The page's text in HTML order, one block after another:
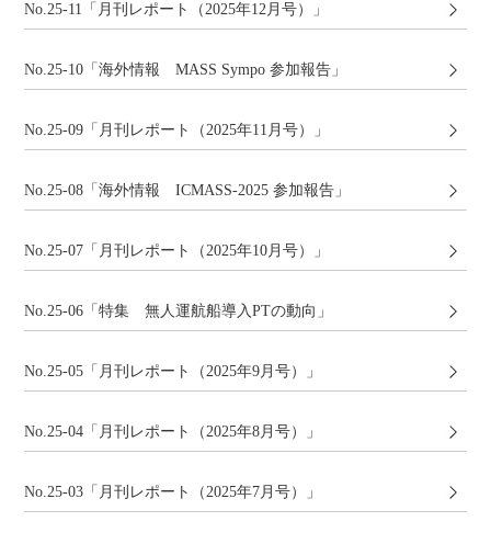
No.25-11「月刊レポート（2025年12月号）」
No.25-10「海外情報 MASS Sympo 参加報告」
No.25-09「月刊レポート（2025年11月号）」
No.25-08「海外情報 ICMASS-2025 参加報告」
No.25-07「月刊レポート（2025年10月号）」
No.25-06「特集 無人運航船導入PTの動向」
No.25-05「月刊レポート（2025年9月号）」
No.25-04「月刊レポート（2025年8月号）」
No.25-03「月刊レポート（2025年7月号）」